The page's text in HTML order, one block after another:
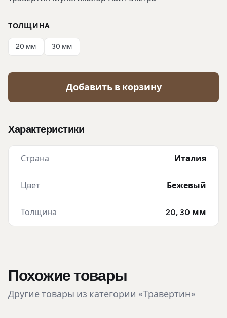
ТОЛЩИНА
20 мм 30 мм
Добавить в корзину
Характеристики
Страна Италия
Цвет Бежевый
Толщина 20, 30 мм
Похожие товары
Другие товары из категории «Травертин»